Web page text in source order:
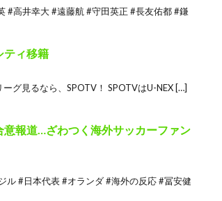
#高井幸大 #遠藤航 #守田英正 #長友佑都 #鎌
ティ移籍
グ見るなら、SPOTV！ SPOTVはU-NEX […]
意報道…ざわつく海外サッカーファン
ル #日本代表 #オランダ #海外の反応 #冨安健